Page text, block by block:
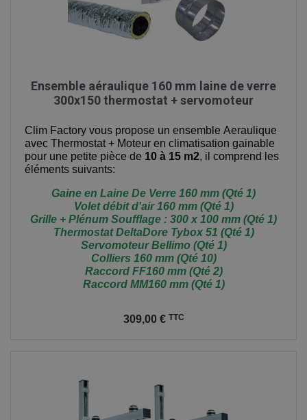
Ensemble aéraulique 160 mm laine de verre
300x150 thermostat + servomoteur
Clim Factory vous propose un ensemble Aeraulique
avec Thermostat + Moteur en climatisation gainable
pour une petite pièce de 10 à 15 m2, il comprend les
éléments suivants:
Gaine en Laine De Verre 160 mm (Qté 1)
Volet débit d'air 160 mm (Qté 1)
Grille + Plénum Soufflage : 300 x 100 mm (Qté 1)
Thermostat DeltaDore Tybox 51 (Qté 1)
Servomoteur Bellimo (Qté 1)
Colliers 160 mm (Qté 10)
Raccord FF160 mm (Qté 2)
Raccord MM160 mm (Qté 1)
309,00 € TTC